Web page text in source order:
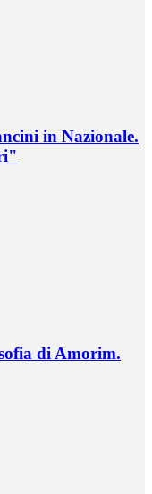
in Nazionale.
di Amorim.